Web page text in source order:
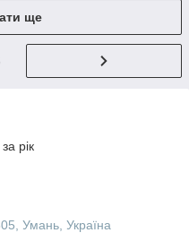
ще
рік
Умань, Україна